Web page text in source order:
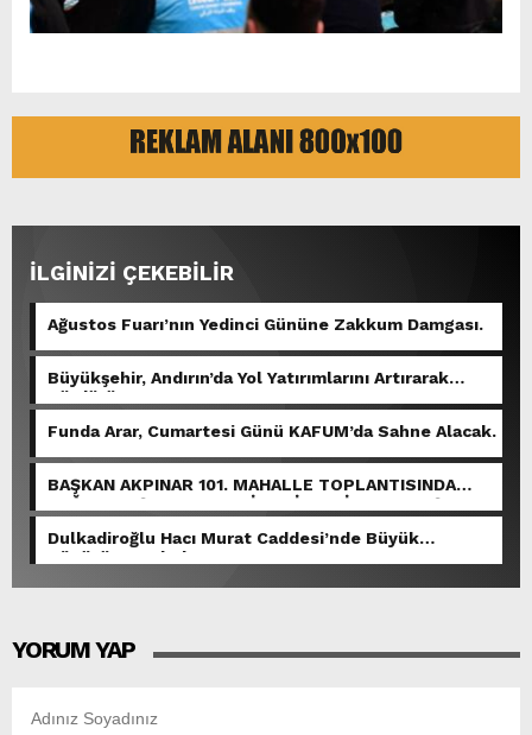
İLGİNİZİ ÇEKEBİLİR
Ağustos Fuarı’nın Yedinci Gününe Zakkum Damgası.
Büyükşehir, Andırın’da Yol Yatırımlarını Artırarak
Sürdürüyor.
Funda Arar, Cumartesi Günü KAFUM’da Sahne Alacak.
BAŞKAN AKPINAR 101. MAHALLE TOPLANTISINDA
BAĞLARBAŞI MAHALLESİ SAKİNLERİYLE BULUŞTU.
Dulkadiroğlu Hacı Murat Caddesi’nde Büyük
Dönüşüm Başladı.
YORUM YAP